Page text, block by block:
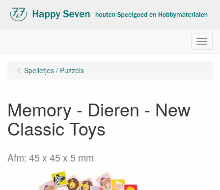
Menu
Spelletjes / Puzzels
Memory - Dieren - New
Classic Toys
Afm: 45 x 45 x 5 mm